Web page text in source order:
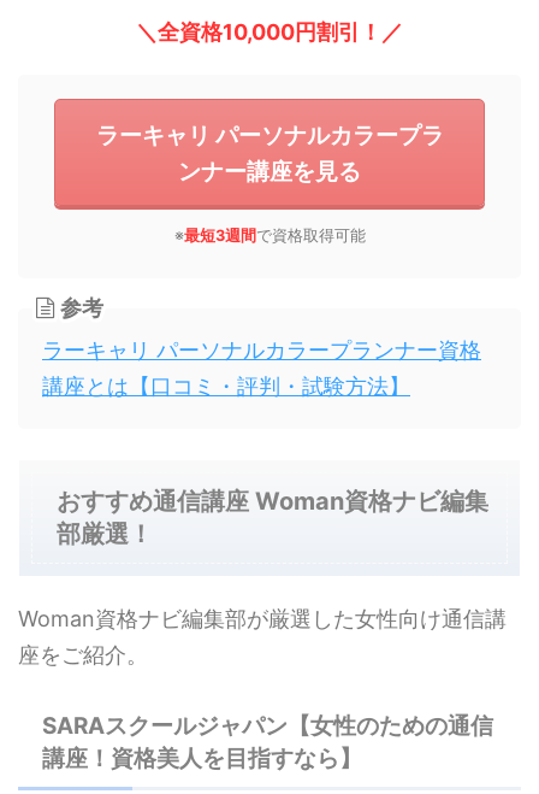
＼全資格10,000円割引！／
ラーキャリ パーソナルカラープラ
ンナー講座を見る
※最短3週間 で資格取得可能
参考
ラーキャリ パーソナルカラープランナー資格
講座とは【口コミ・評判・試験方法】
おすすめ通信講座 Woman資格ナビ編集
部厳選！
Woman資格ナビ編集部が厳選した女性向け通信講
座をご紹介。
SARAスクールジャパン【女性のための通信
講座！資格美人を目指すなら】